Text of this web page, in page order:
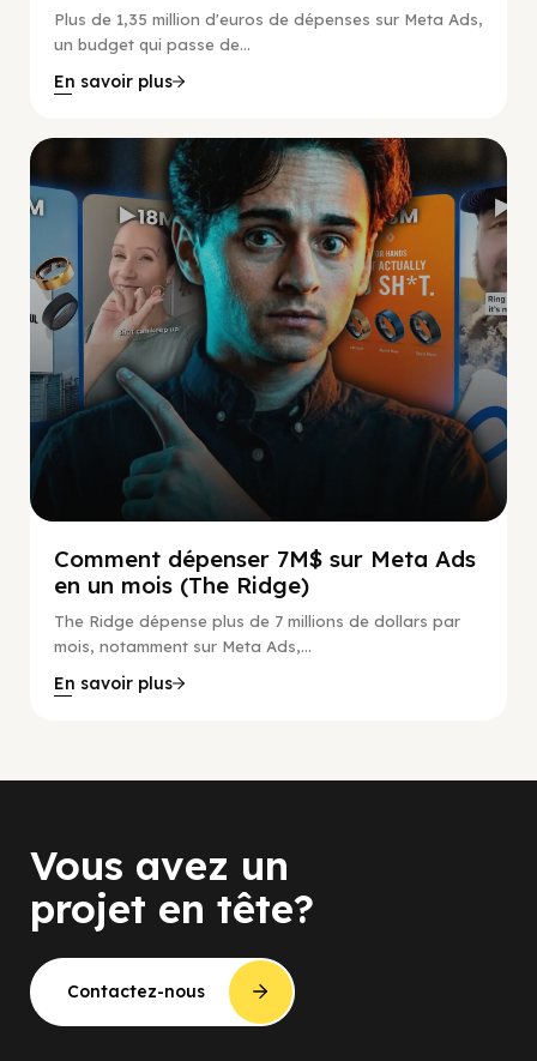
Plus de 1,35 million d'euros de dépenses sur Meta Ads,
un budget qui passe de...
En savoir plus
Social Scaling
Comment dépenser 7M$ sur Meta Ads
en un mois (The Ridge)
The Ridge dépense plus de 7 millions de dollars par
mois, notamment sur Meta Ads,...
En savoir plus
Vous avez un
projet en tête?
Contactez-nous